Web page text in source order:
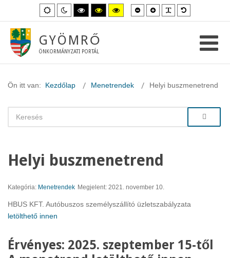
Alapértelmezett
mód
Éjszakai
mód
Magas
kontraszt
fekete-
mód.
Magas
kontraszt
fekete-
Magas
kontraszt
sárga-
Kisebb
betűméret
Nagyobb
betűméret
GYÖMRŐ
ÖNKORMÁNYZATI PORTÁL
Ön itt van: Kezdőlap Menetrendek Helyi buszmenetrend
Helyi buszmenetrend
Kategória: Menetrendek Megjelent: 2021. november 10.
HBUS KFT. Autóbuszos személyszállító üzletszabályzata
letölthető innen
Érvényes: 2025. szeptember 15-től